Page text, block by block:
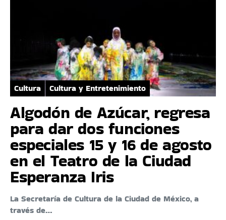
Cultura Cultura y Entretenimiento
Algodón de Azúcar, regresa
para dar dos funciones
especiales 15 y 16 de agosto
en el Teatro de la Ciudad
Esperanza Iris
La Secretaría de Cultura de la Ciudad de México, a
través de…